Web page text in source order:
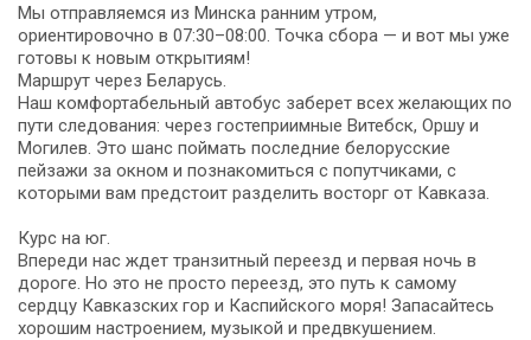
Мы отправляемся из Минска ранним утром,
ориентировочно в 07:30–08:00. Точка сбора — и вот мы уже
готовы к новым открытиям!
Маршрут через Беларусь.
Наш комфортабельный автобус заберет всех желающих по
пути следования: через гостеприимные Витебск, Оршу и
Могилев. Это шанс поймать последние белорусские
пейзажи за окном и познакомиться с попутчиками, с
которыми вам предстоит разделить восторг от Кавказа.
Курс на юг.
Впереди нас ждет транзитный переезд и первая ночь в
дороге. Но это не просто переезд, это путь к самому
сердцу Кавказских гор и Каспийского моря! Запасайтесь
хорошим настроением, музыкой и предвкушением.